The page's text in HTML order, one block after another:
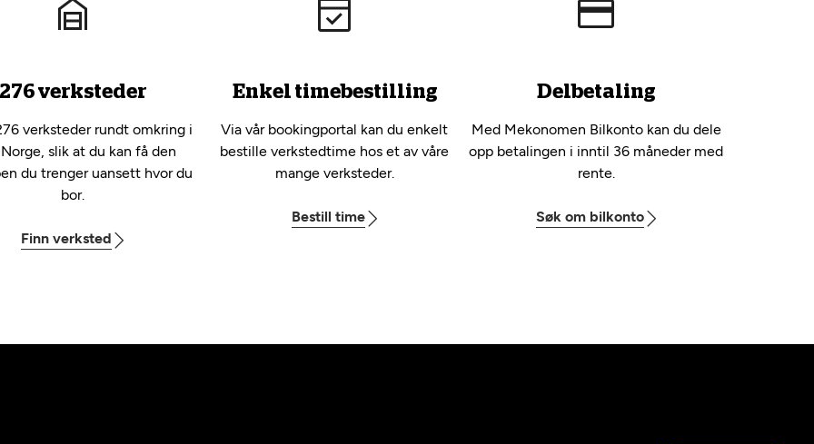
276 verksteder
verksteder rundt omkring i
slik at du kan få den
du trenger uansett hvor du
bor.
Finn verksted
Enkel timebestilling
Via vår bookingportal kan du enkelt
bestille verkstedtime hos et av våre
mange verksteder.
Bestill time
Delbetaling
Med Mekonomen Bilkonto kan du dele
opp betalingen i inntil 36 måneder med
rente.
Søk om bilkonto